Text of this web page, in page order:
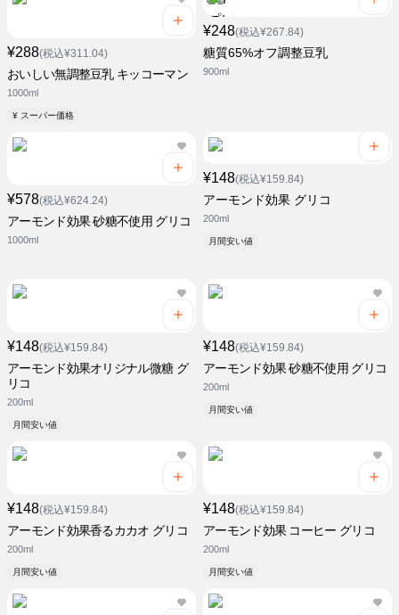
¥288(税込¥311.04)
おいしい無調整豆乳 キッコーマン
1000ml
¥ スーパー価格
¥248(税込¥267.84)
糖質65%オフ調整豆乳
900ml
¥578(税込¥624.24)
アーモンド効果 砂糖不使用 グリコ
1000ml
¥148(税込¥159.84)
アーモンド効果 グリコ
200ml
月間安い値
¥148(税込¥159.84)
アーモンド効果オリジナル微糖 グ
リコ
200ml
月間安い値
¥148(税込¥159.84)
アーモンド効果 砂糖不使用 グリコ
200ml
月間安い値
¥148(税込¥159.84)
アーモンド効果香るカカオ グリコ
200ml
月間安い値
¥148(税込¥159.84)
アーモンド効果 コーヒー グリコ
200ml
月間安い値